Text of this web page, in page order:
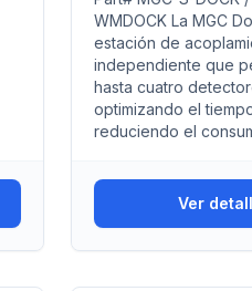
WMDOCK La MGC
estación de
independiente que
hasta cuatro
optimizando el
reduciendo el
Ver